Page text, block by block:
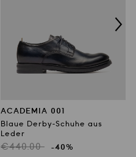
ACADEMIA 001
Blaue Derby-Schuhe aus
Leder
Regulärer
€440.00 -40%